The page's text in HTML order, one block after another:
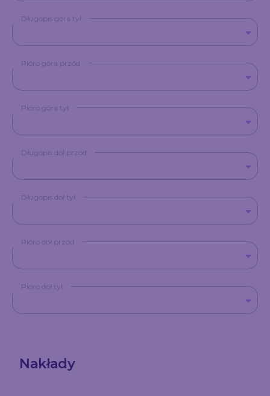
Długopis góra tył
Pióro góra przód
Pióro góra tył
Długopis dół przód
Długopis dół tył
Pióro dół przód
Pióro dół tył
Nakłady